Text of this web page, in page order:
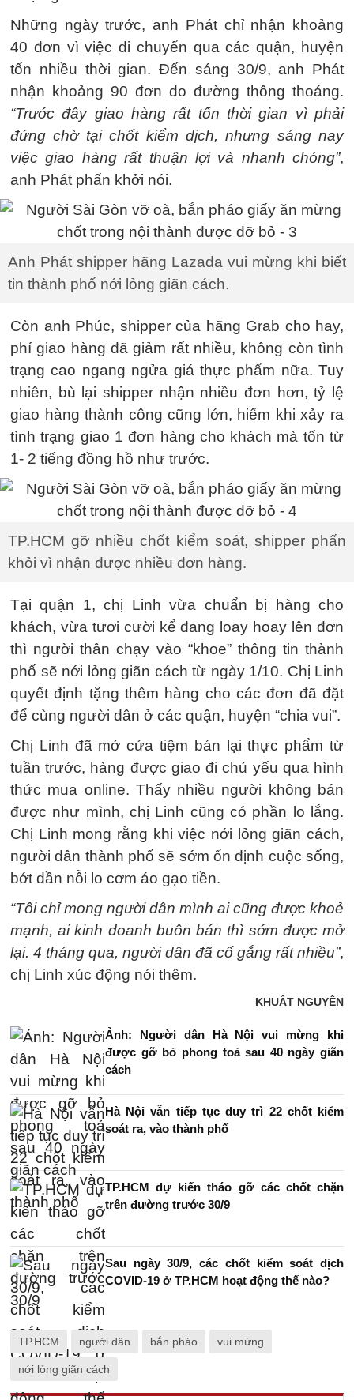
Những ngày trước, anh Phát chỉ nhận khoảng
40 đơn vì việc di chuyển qua các quận, huyện
tốn nhiều thời gian. Đến sáng 30/9, anh Phát
nhận khoảng 90 đơn do đường thông thoáng.
“Trước đây giao hàng rất tốn thời gian vì phải
đứng chờ tại chốt kiểm dịch, nhưng sáng nay
việc giao hàng rất thuận lợi và nhanh chóng”,
anh Phát phấn khởi nói.
Anh Phát shipper hãng Lazada vui mừng khi biết
tin thành phố nới lỏng giãn cách.
Còn anh Phúc, shipper của hãng Grab cho hay,
phí giao hàng đã giảm rất nhiều, không còn tình
trạng cao ngang ngửa giá thực phẩm nữa. Tuy
nhiên, bù lại shipper nhận nhiều đơn hơn, tỷ lệ
giao hàng thành công cũng lớn, hiếm khi xảy ra
tình trạng giao 1 đơn hàng cho khách mà tốn từ
1- 2 tiếng đồng hồ như trước.
TP.HCM gỡ nhiều chốt kiểm soát, shipper phấn
khỏi vì nhận được nhiều đơn hàng.
Tại quận 1, chị Linh vừa chuẩn bị hàng cho
khách, vừa tươi cười kể đang loay hoay lên đơn
thì người thân chạy vào “khoe” thông tin thành
phố sẽ nới lỏng giãn cách từ ngày 1/10. Chị Linh
quyết định tặng thêm hàng cho các đơn đã đặt
để cùng người dân ở các quận, huyện “chia vui”.
Chị Linh đã mở cửa tiệm bán lại thực phẩm từ
tuần trước, hàng được giao đi chủ yếu qua hình
thức mua online. Thấy nhiều người không bán
được như mình, chị Linh cũng có phần lo lắng.
Chị Linh mong rằng khi việc nới lỏng giãn cách,
người dân thành phố sẽ sớm ổn định cuộc sống,
bớt dần nỗi lo cơm áo gạo tiền.
“Tôi chỉ mong người dân mình ai cũng được khoẻ
mạnh, ai kinh doanh buôn bán thì sớm được mở
lại. 4 tháng qua, người dân đã cố gắng rất nhiều”,
chị Linh xúc động nói thêm.
KHUẤT NGUYÊN
Ảnh: Người dân Hà Nội vui mừng khi
được gỡ bỏ phong toả sau 40 ngày giãn
cách
Hà Nội vẫn tiếp tục duy trì 22 chốt kiểm
soát ra, vào thành phố
TP.HCM dự kiến tháo gỡ các chốt chặn
trên đường trước 30/9
Sau ngày 30/9, các chốt kiểm soát dịch
COVID-19 ở TP.HCM hoạt động thế nào?
TP.HCM người dân bắn pháo vui mừng
nới lỏng giãn cách